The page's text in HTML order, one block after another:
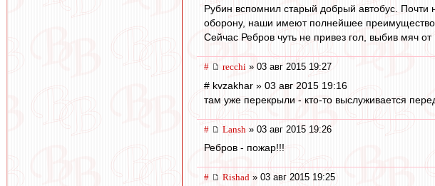
Рубин вспомнил старый добрый автобус. Почти
оборону, наши имеют полнейшее преимущество,
Сейчас Ребров чуть не привез гол, выбив мяч
# recchi » 03 авг 2015 19:27
# kvzakhar » 03 авг 2015 19:16
там уже перекрыли - кто-то выслуживается
# Lansh » 03 авг 2015 19:26
Ребров - пожар!!!
# Rishad » 03 авг 2015 19:25